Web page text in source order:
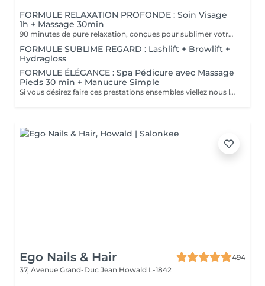
FORMULE RELAXATION PROFONDE : Soin Visage
1h + Massage 30min
90 minutes de pure relaxation, conçues pour sublimer votre peau tout en relâchant les tensions du corps. Une Tisane détox vous sera offerte pour prolonger cet instant de douceur.
FORMULE SUBLIME REGARD : Lashlift + Browlift +
Hydragloss
FORMULE ÉLÉGANCE : Spa Pédicure avec Massage
Pieds 30 min + Manucure Simple
Si vous désirez faire ces prestations ensembles viellez nous le préciser en note lors de votre réservation. Un supplément vous sera demander si vous souhaiter un vernis simple ou semi-permanent.
Ego Nails & Hair
494
37, Avenue Grand-Duc Jean Howald L-1842